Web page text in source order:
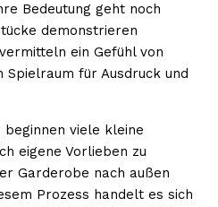
Bedeutung geht noch
demonstrieren
ein Gefühl von
für Ausdruck und
viele kleine
eigene Vorlieben zu
Garderobe nach außen
Prozess handelt es sich